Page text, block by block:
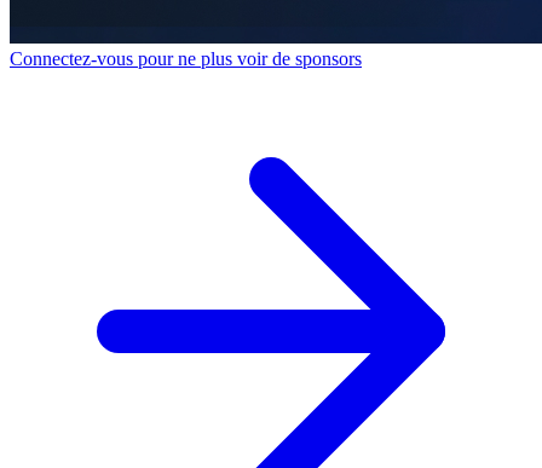
Connectez-vous pour ne plus voir de sponsors